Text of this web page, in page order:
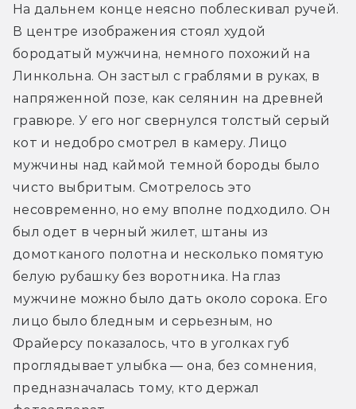
На дальнем конце неясно поблескивал ручей.
В центре изображения стоял худой
бородатый мужчина, немного похожий на
Линкольна. Он застыл с граблями в руках, в
напряженной позе, как селянин на древней
гравюре. У его ног свернулся толстый серый
кот и недобро смотрел в камеру. Лицо
мужчины над каймой темной бороды было
чисто выбритым. Смотрелось это
несовременно, но ему вполне подходило. Он
был одет в черный жилет, штаны из
домотканого полотна и несколько помятую
белую рубашку без воротника. На глаз
мужчине можно было дать около сорока. Его
лицо было бледным и серьезным, но
Фрайерсу показалось, что в уголках губ
проглядывает улыбка — она, без сомнения,
предназначалась тому, кто держал